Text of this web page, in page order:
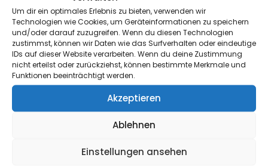
Um dir ein optimales Erlebnis zu bieten, verwenden wir
Technologien wie Cookies, um Geräteinformationen zu speichern
und/oder darauf zuzugreifen. Wenn du diesen Technologien
zustimmst, können wir Daten wie das Surfverhalten oder eindeutige
IDs auf dieser Website verarbeiten. Wenn du deine Zustimmung
nicht erteilst oder zurückziehst, können bestimmte Merkmale und
Funktionen beeinträchtigt werden.
Akzeptieren
Ablehnen
Einstellungen ansehen
Preisspanne:
15,90 €
bis
179,00 €
Dieses
Produkt
weist
mehrere